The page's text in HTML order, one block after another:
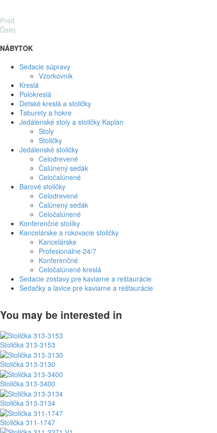
Pred
Ďalej
NÁBYTOK
Sedacie súpravy
Vzorkovník
Kreslá
Polokreslá
Detské kreslá a stoličky
Taburety a hokre
Jedálenské stoly a stoličky Kaplan
Stoly
Stoličky
Jedálenské stoličky
Celodrevené
Čalúnený sedák
Celočalúnené
Barové stoličky
Celodrevené
Čalúnený sedák
Celočalúnené
Konferenčné stolíky
Kancelárske a rokovacie stoličky
Kancelárske
Profesionálne 24/7
Konferenčné
Celočalúnené kreslá
Sedacie zostavy pre kaviarne a reštaurácie
Sedačky a lavice pre kaviarne a reštaurácie
You may be interested in
Stolička 313-3153
Stolička 313-3130
Stolička 313-3400
Stolička 313-3134
Stolička 311-1747